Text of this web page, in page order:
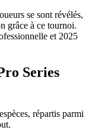
se sont révélés,
grâce à ce tournoi.
et 2025
Series
répartis parmi